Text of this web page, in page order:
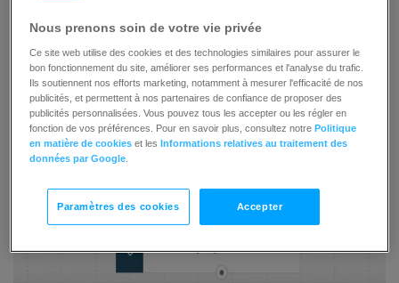
Nous prenons soin de votre vie privée
Ce site web utilise des cookies et des technologies similaires pour assurer le
bon fonctionnement du site, améliorer ses performances et l'analyse du trafic.
Ils soutiennent nos efforts marketing, notamment à mesurer l'efficacité de nos
publicités, et permettent à nos partenaires de confiance de proposer des
publicités personnalisées. Vous pouvez tous les accepter ou les régler en
fonction de vos préférences. Pour en savoir plus, consultez notre Politique
en matière de cookies et les Informations relatives au traitement des
données par Google
Paramètres des cookies Accepter